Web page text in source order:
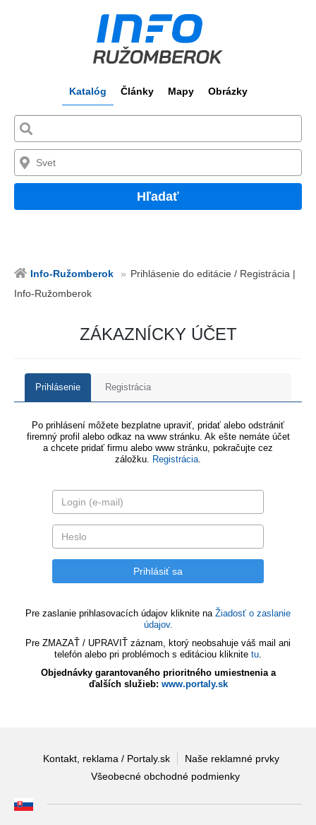
Katalóg Články Mapy Obrázky
Hľadať
Info-Ružomberok
Prihlásenie do editácie / Registrácia |
Info-Ružomberok
ZÁKAZNÍCKY ÚČET
Prihlásenie Registrácia
Po prihlásení môžete bezplatne upraviť, pridať alebo odstrániť
firemný profil alebo odkaz na www stránku. Ak ešte nemáte účet
a chcete pridať firmu alebo www stránku, pokračujte cez
záložku. Registrácia.
Pre zaslanie prihlasovacích údajov kliknite na Žiadosť o zaslanie
údajov.
Pre ZMAZAŤ / UPRAVIŤ záznam, ktorý neobsahuje váš mail ani
telefón alebo pri problémoch s editáciou kliknite tu.
Objednávky garantovaného prioritného umiestnenia a
ďalších služieb: www.portaly.sk
Kontakt, reklama / Portaly.sk
Naše reklamné prvky
Všeobecné obchodné podmienky